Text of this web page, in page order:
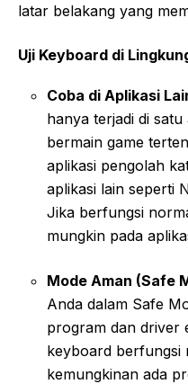
latar belakang yang
Uji Keyboard di
Coba di Aplikasi
hanya terjadi di
bermain game
aplikasi pengolah
aplikasi lain seperti
Jika berfungsi
mungkin pada
Mode Aman (Safe
Anda dalam Safe
program dan driver
keyboard berfungsi
kemungkinan ada